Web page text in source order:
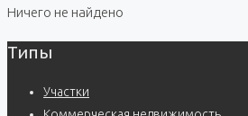
Ничего не найдено
Типы
Участки